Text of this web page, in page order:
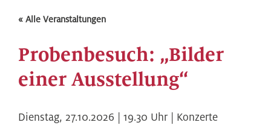
« Alle Veranstaltungen
Probenbesuch: „Bilder
einer Ausstellung“
Dienstag, 27.10.2026 | 19.30 Uhr | Konzerte